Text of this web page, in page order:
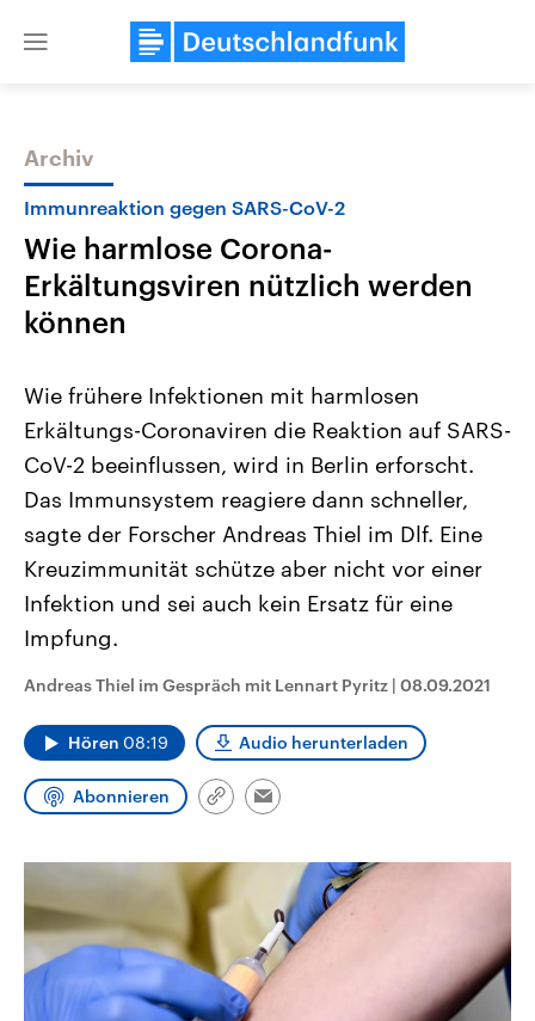
Close
Themen
2026
Alle Informationen
Sachsen-Anhalt wählt am 6.
September 2026 einen neuen
Landtag. Seit 2021 wird das
Bundesland von einer Koalition aus
CDU, SPD und FDP regiert.-
Umfragen, Prognosen,
und Hintergründe zu den Parteien
und Kandidaten der anstehenden
Wahl.
Aktuelle Beiträge,
Hintergründe
Wirtschaftlich und
gehören die Vereinigten
den mächtigsten Ländern
mit großem Einfluss auf
Sendungen Programm Podcasts
Archiv
Immunreaktion gegen SARS-CoV-2
Wie harmlose Corona-
Erkältungsviren nützlich werden
können
Wie frühere Infektionen mit harmlosen
Erkältungs-Coronaviren die Reaktion auf SARS-
CoV-2 beeinflussen, wird in Berlin erforscht.
Das Immunsystem reagiere dann schneller,
sagte der Forscher Andreas Thiel im Dlf. Eine
Kreuzimmunität schütze aber nicht vor einer
Infektion und sei auch kein Ersatz für eine
Impfung.
Andreas Thiel im Gespräch mit Lennart Pyritz | 08.09.2021
Hören 08:19 Audio herunterladen
Abonnieren
Link
Email